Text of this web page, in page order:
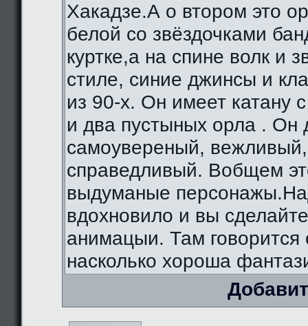
Хакадзе.А о втором это
белой со звёздочками
куртке,а на спине волк и
стиле, синие джинсы и
из 90-х. Он имеет катану
и два пустыных орла . Он
самоувереный,
справедливый. Вобщем
выдуманые
вдохновило и вы
анимацыи. Там говорится
насколько хороша